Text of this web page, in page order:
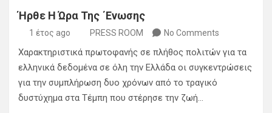
Ήρθε Η Ώρα Της ΄Ενωσης
1 έτος ago PRESS ROOM No Comments
Χαρακτηριστικά πρωτοφανής σε πλήθος πολιτών για τα
ελληνικά δεδομένα σε όλη την Ελλάδα οι συγκεντρώσεις
για την συμπλήρωση δυο χρόνων από το τραγικό
δυστύχημα στα Τέμπη που στέρησε την ζωή…